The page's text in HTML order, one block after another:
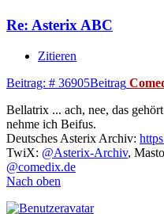
Re: Asterix ABC
Zitieren
Beitrag: # 36905Beitrag
Bellatrix ... ach, nee, das
nehme ich Beifus.
Deutsches Asterix Archiv:
TwiX: @Asterix-Archiv,
@comedix.de
Nach oben